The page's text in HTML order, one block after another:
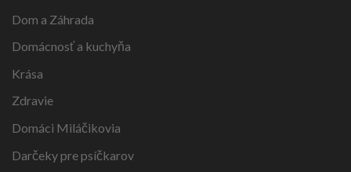
Dom a Záhrada
Domácnosť a kuchyňa
Krása
Zdravie
Domáci Miláčikovia
Darčeky pre psíčkarov